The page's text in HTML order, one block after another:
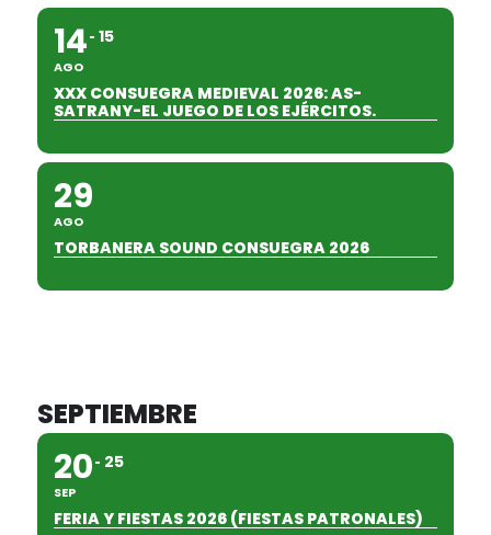
14
AGO
15
XXX CONSUEGRA MEDIEVAL 2026: AS-
SATRANY-EL JUEGO DE LOS EJÉRCITOS.
29
AGO
TORBANERA SOUND CONSUEGRA 2026
SEPTIEMBRE
20
SEP
25
FERIA Y FIESTAS 2026 (FIESTAS PATRONALES)